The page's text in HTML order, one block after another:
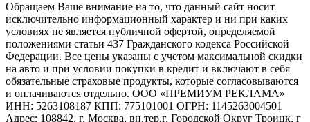
Обращаем Ваше внимание на то, что данный сайт носит
исключительно информационный характер и ни при каких
условиях не является публичной офертой, определяемой
положениями статьи 437 Гражданского кодекса Российской
Федерации. Все цены указаны с учетом максимальной скидки
на авто и при условии покупки в кредит и включают в себя
обязательные страховые продукты, которые согласовываются
и оплачиваются отдельно. ООО «ПРЕМИУМ РЕКЛАМА»
ИНН: 5263108187 КПП: 775101001 ОГРН: 1145263004501
Адрес: 108842, г. Москва, вн.тер.г. Городской Округ Троицк, г